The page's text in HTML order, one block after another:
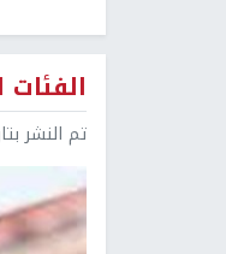
تم النشر